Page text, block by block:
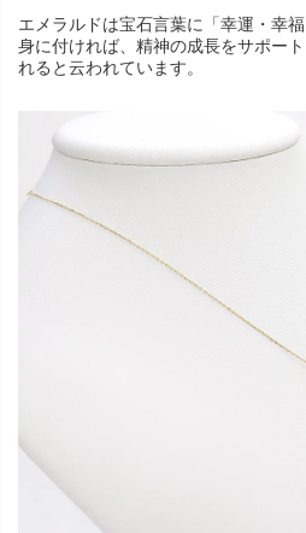
エメラルドは宝石言葉に「幸運・幸福
身に付ければ、精神の成長をサポー
れると云われています。